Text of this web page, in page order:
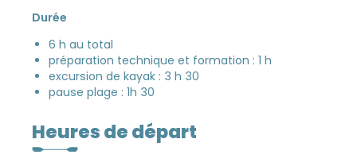
Durée
6 h au total
préparation technique et formation : 1 h
excursion de kayak : 3 h 30
pause plage : 1h 30
Heures de départ